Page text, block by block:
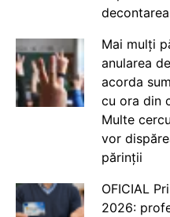
Mai mulți
anularea
acorda
cu ora din
Multe
vor
părinții
OFICIAL
2026: